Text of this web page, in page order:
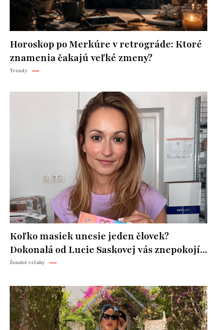
Horoskop po Merkúre v retrográde: Ktoré
znamenia čakajú veľké zmeny?
Trendy
Koľko masiek unesie jeden človek?
Dokonalá od Lucie Saskovej vás znepokojí...
Ženské vzťahy